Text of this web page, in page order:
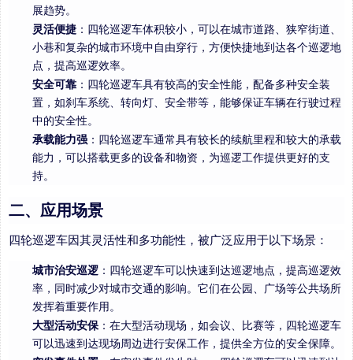
展趋势。
灵活便捷 ：四轮巡逻车体积较小，可以在城市道路、狭窄街道、
小巷和复杂的城市环境中自由穿行，方便快捷地到达各个巡逻地
点，提高巡逻效率。
安全可靠 ：四轮巡逻车具有较高的安全性能，配备多种安全装
置，如刹车系统、转向灯、安全带等，能够保证车辆在行驶过程
中的安全性。
承载能力强 ：四轮巡逻车通常具有较长的续航里程和较大的承载
能力，可以搭载更多的设备和物资，为巡逻工作提供更好的支
持。
二、应用场景
四轮巡逻车因其灵活性和多功能性，被广泛应用于以下场景：
城市治安巡逻 ：四轮巡逻车可以快速到达巡逻地点，提高巡逻效
率，同时减少对城市交通的影响。它们在公园、广场等公共场所
发挥着重要作用。
大型活动安保 ：在大型活动现场，如会议、比赛等，四轮巡逻车
可以迅速到达现场周边进行安保工作，提供全方位的安全保障。